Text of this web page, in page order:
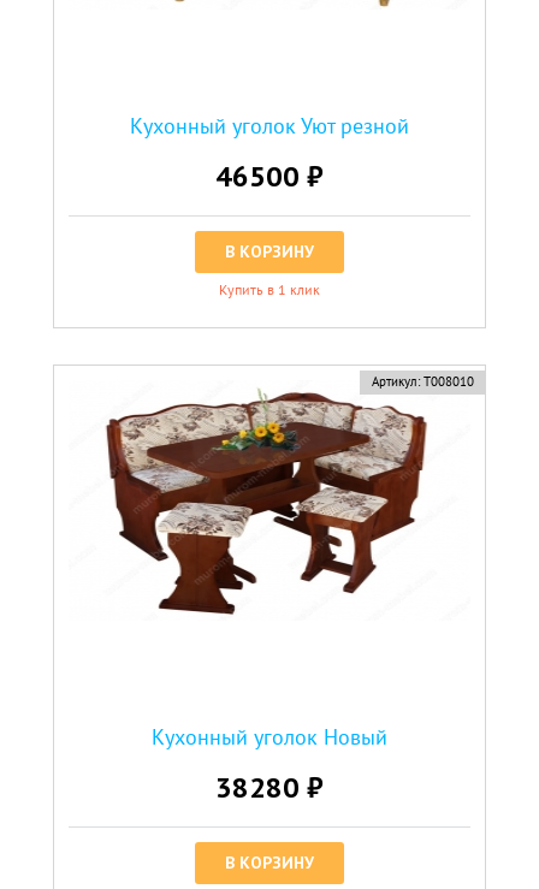
Кухонный уголок Уют резной
46500 ₽
В КОРЗИНУ
Купить в 1 клик
Артикул: Т008010
Кухонный уголок Новый
38280 ₽
В КОРЗИНУ